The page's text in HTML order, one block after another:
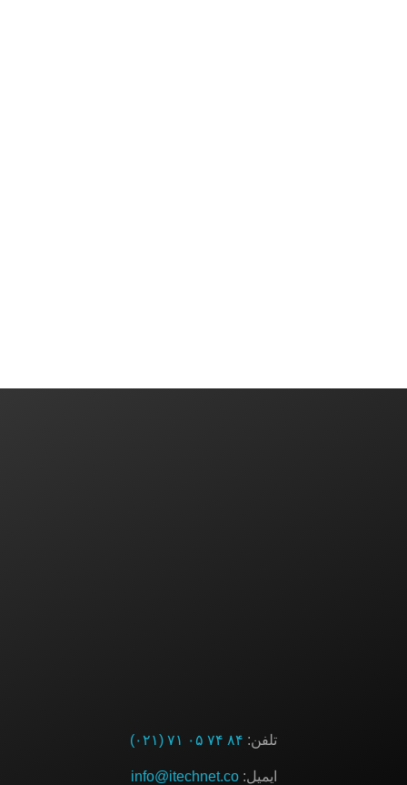
تلفن: ۸۴ ۷۴ ۰۵ ۷۱ (۰۲۱)
ایمیل:info@itechnet.co